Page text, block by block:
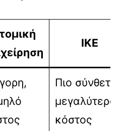
ΙΚΕ
Πιο σύνθετη,
μεγαλύτερο
κόστος